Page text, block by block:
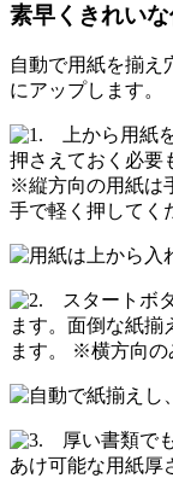
素早くきれいな
自動で用紙を揃え
にアップします。
上から用紙
押さえておく必要
※縦方向の用紙は
手で軽く押してく
スタートボ
ます。面倒な紙揃
ます。 ※横方向の
厚い書類で
あけ可能な用紙厚